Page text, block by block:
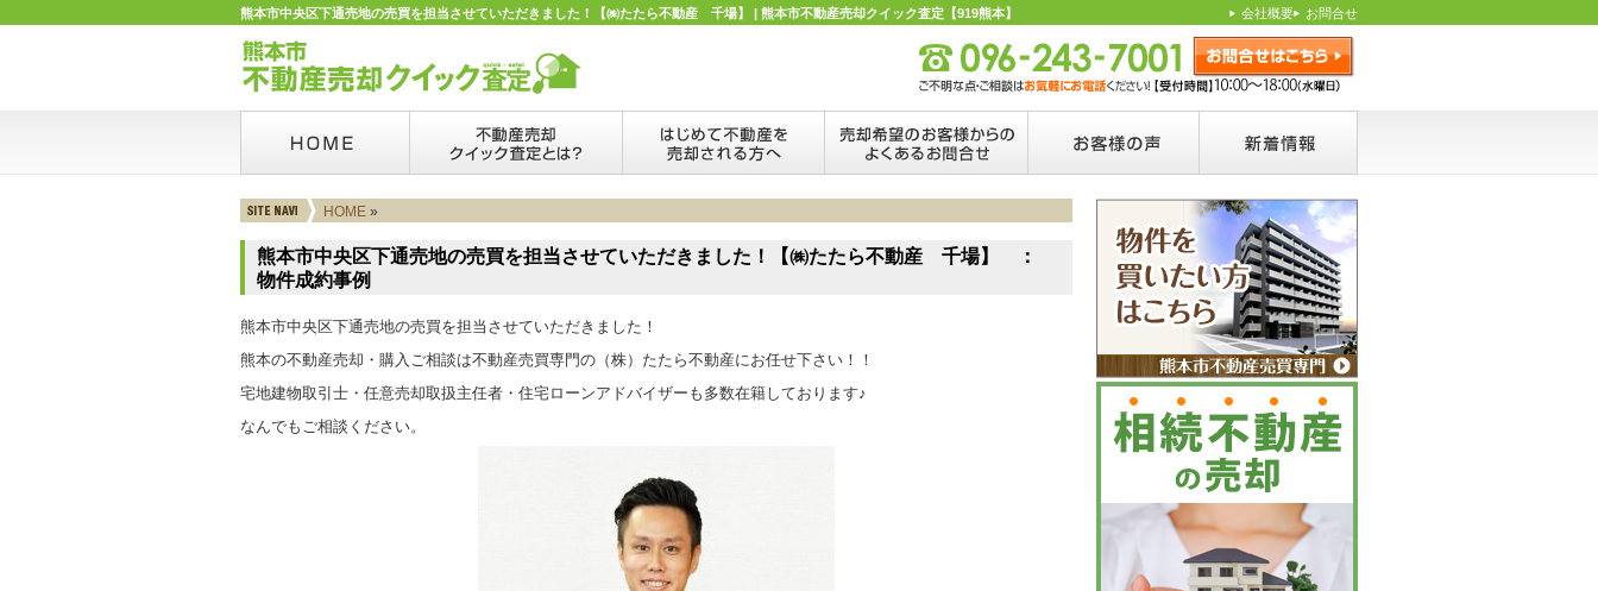
熊本市中央区下通売地の売買を担当させていただきました！【㈱たたら不動産 千場】 | 熊本市不動産売却クイック査定【919熊本】 会社概要 お問合せ
HOME »
熊本市中央区下通売地の売買を担当させていただきました！【㈱たたら不動産 千場】 ：
物件成約事例
熊本市中央区下通売地の売買を担当させていただきました！
熊本の不動産売却・購入ご相談は不動産売買専門の（株）たたら不動産にお任せ下さい！！
宅地建物取引士・任意売却取扱主任者・住宅ローンアドバイザーも多数在籍しております♪
なんでもご相談ください。